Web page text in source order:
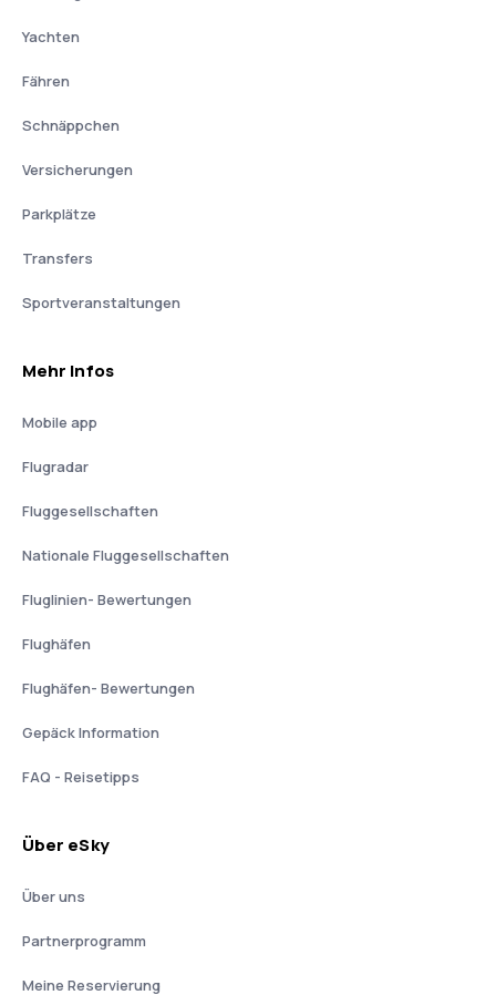
Yachten
Fähren
Schnäppchen
Versicherungen
Parkplätze
Transfers
Sportveranstaltungen
Mehr Infos
Mobile app
Flugradar
Fluggesellschaften
Nationale Fluggesellschaften
Fluglinien- Bewertungen
Flughäfen
Flughäfen- Bewertungen
Gepäck Information
FAQ - Reisetipps
Über eSky
Über uns
Partnerprogramm
Meine Reservierung